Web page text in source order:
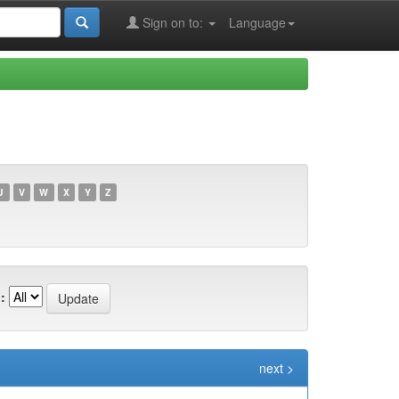
Language
Sign on to:
V W X Y Z
next >